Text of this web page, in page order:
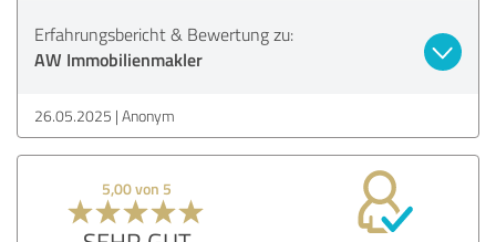
Erfahrungsbericht & Bewertung zu:
AW Immobilienmakler
26.05.2025 Anonym
5,00 von 5